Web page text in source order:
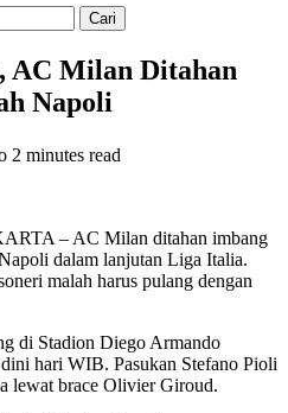
AC Milan Ditahan
Napoli
2 minutes read
– AC Milan ditahan imbang
dalam lanjutan Liga Italia.
malah harus pulang dengan
di Stadion Diego Armando
hari WIB. Pasukan Stefano Pioli
lewat brace Olivier Giroud.